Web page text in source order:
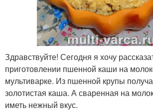
Здравствуйте! Сегодня я хочу
приготовлении пшенной каши на
мультиварке. Из пшенной крупы
золотистая каша. А сваренная на
иметь нежный вкус.